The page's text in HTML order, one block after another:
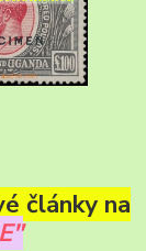
články na